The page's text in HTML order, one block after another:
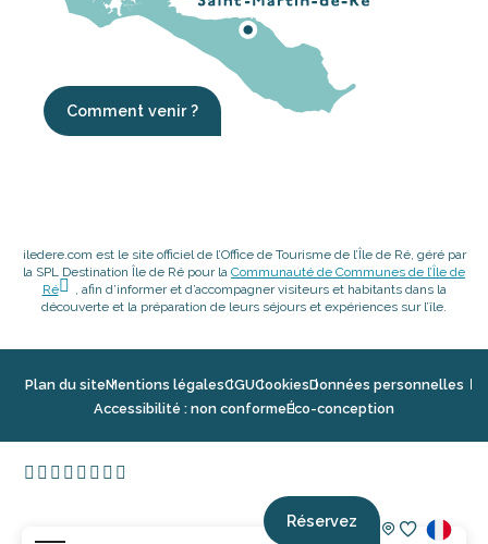
Réservez
Comment venir ?
iledere.com est le site officiel de l’Office de Tourisme de l’Île de Ré, géré par
la SPL Destination Île de Ré pour la Communauté de Communes de l’Île de
Ré
, afin d’informer et d’accompagner visiteurs et habitants dans la
découverte et la préparation de leurs séjours et expériences sur l’île.
Plan du siteMentions légalesCGUCookiesDonnées personnelles
Accessibilité : non conformeÉco-conception